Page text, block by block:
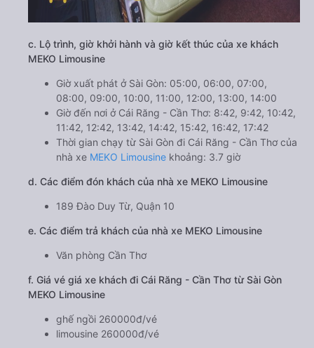
c. Lộ trình, giờ khởi hành và giờ kết thúc của xe khách
MEKO Limousine
Giờ xuất phát ở Sài Gòn: 05:00, 06:00, 07:00,
08:00, 09:00, 10:00, 11:00, 12:00, 13:00, 14:00
Giờ đến nơi ở Cái Răng - Cần Thơ: 8:42, 9:42, 10:42,
11:42, 12:42, 13:42, 14:42, 15:42, 16:42, 17:42
Thời gian chạy từ Sài Gòn đi Cái Răng - Cần Thơ của
nhà xe MEKO Limousine khoảng: 3.7 giờ
d. Các điểm đón khách của nhà xe MEKO Limousine
189 Đào Duy Từ, Quận 10
e. Các điểm trả khách của nhà xe MEKO Limousine
Văn phòng Cần Thơ
f. Giá vé giá xe khách đi Cái Răng - Cần Thơ từ Sài Gòn
MEKO Limousine
ghế ngồi 260000đ/vé
limousine 260000đ/vé